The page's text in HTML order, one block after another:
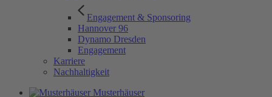
Engagement & Sponsoring
Hannover 96
Dynamo Dresden
Engagement
Karriere
Nachhaltigkeit
Musterhäuser